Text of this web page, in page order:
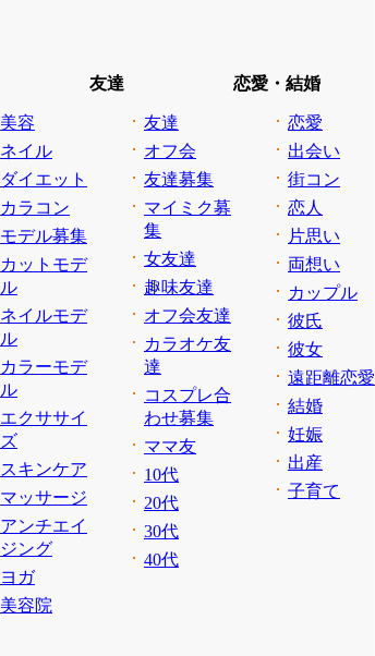
美容
ネイル
ダイエット
カラコン
モデル募集
カットモデ
ル
ネイルモデ
ル
カラーモデ
ル
エクササイ
ズ
スキンケア
マッサージ
アンチエイ
ジング
ヨガ
美容院
友達
友達
オフ会
友達募集
マイミク募
集
女友達
趣味友達
オフ会友達
カラオケ友
達
コスプレ合
わせ募集
ママ友
10代
20代
30代
40代
恋愛・結婚
恋愛
出会い
街コン
恋人
片思い
両想い
カップル
彼氏
彼女
遠距離恋愛
結婚
妊娠
出産
子育て